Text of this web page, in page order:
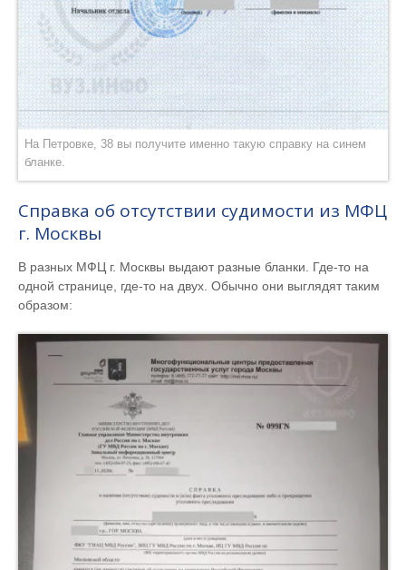
На Петровке, 38 вы получите именно такую справку на синем
бланке.
Справка об отсутствии судимости из МФЦ
г. Москвы
В разных МФЦ г. Москвы выдают разные бланки. Где-то на
одной странице, где-то на двух. Обычно они выглядят таким
образом: